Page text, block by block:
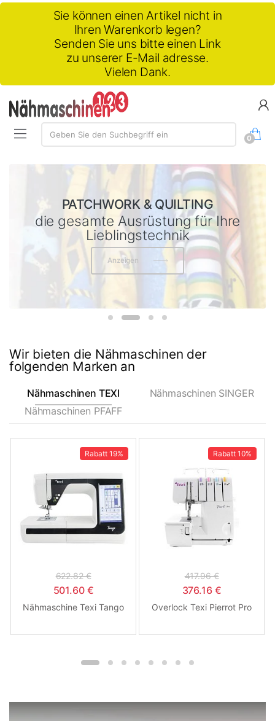
Sie können einen Artikel nicht in
Ihren Warenkorb legen?
Senden Sie uns bitte einen Link
zu unserer E-Mail adresse.
Vielen Dank.
Suchen:
Geben Sie den Suchbegriff ein
0
KLASSISCHE UND SPEZIELLE
NÄHMASCHINEN HERSTELLER:
PFAFF, HUSQVARNA, SINGER,
BROTHER, TEXI, MERRYLOCK,
GARUDAN & VERITAS
Anzeigen
PATCHWORK & QUILTING
die gesamte Ausrüstung für Ihre
Lieblingstechnik
Anzeigen
Nähfüße und Greifer
für verschiedene Stoff- und Näharten
Anzeigen
Sonstiges Zubehör für Nahmaschinen
finden Sie in unserem Angebot
Anzeigen
Wir bieten die Nähmaschinen der
folgenden Marken an
Nähmaschinen TEXI
Nähmaschinen SINGER
Nähmaschinen PFAFF
Rabatt 19%
622.82 €
501.60 €
Nähmaschine Texi Tango
Rabatt 10%
417.96 €
376.16 €
Overlock Texi Pierrot Pro